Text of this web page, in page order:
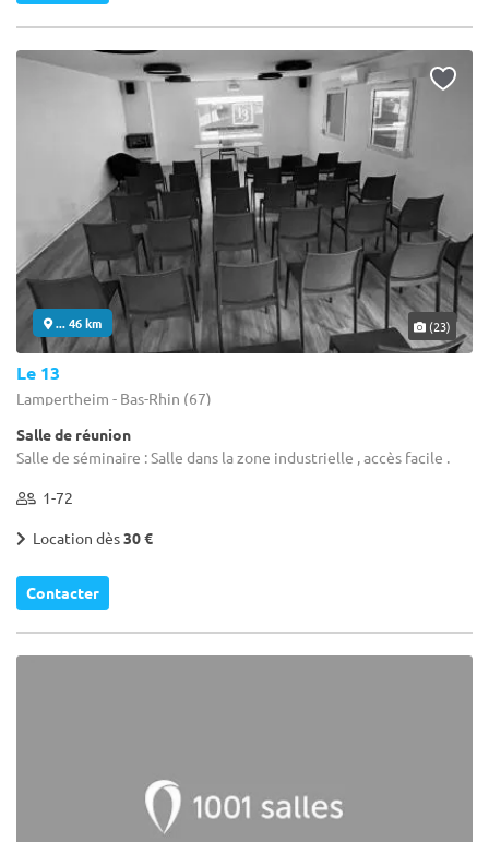
... 46 km (23)
Le 13
Lampertheim - Bas-Rhin (67)
Salle de réunion
Salle de séminaire : Salle dans la zone industrielle , accès facile .
1-72
Location dès30 €
Contacter